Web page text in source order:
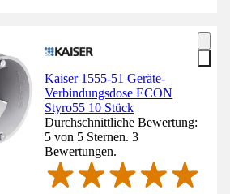
Kaiser 1555-51 Geräte-
Verbindungsdose ECON
Styro55 10 Stück
Durchschnittliche Bewertung:
5 von 5 Sternen. 3
Bewertungen.